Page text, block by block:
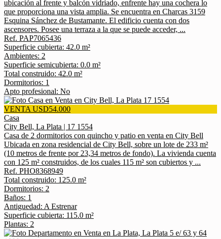
ubicación al frente y balcón vidriado, enfrente hay una cochera lo
que proporciona una vista amplia. Se encuentra en Charcas 3159
Esquina Sánchez de Bustamante. El edificio cuenta con dos
ascensores. Posee una terraza a la que se puede acceder, ...
Ref. PAP7065436
Superficie cubierta: 42.0 m²
Ambientes: 2
Superficie semicubierta: 0.0 m²
Total construido: 42.0 m²
Dormitorios: 1
Apto profesional: No
VENTA USD54.000
Casa
City Bell, La Plata | 17 1554
Casa de 2 dormitorios con quincho y patio en venta en City Bell
Ubicada en zona residencial de City Bell, sobre un lote de 233 m²
(10 metros de frente por 23,34 metros de fondo). La vivienda cuenta
con 125 m² construidos, de los cuales 115 m² son cubiertos y ...
Ref. PHO8368949
Total construido: 125.0 m²
Dormitorios: 2
Baños: 1
Antiguedad: A Estrenar
Superficie cubierta: 115.0 m²
Plantas: 2